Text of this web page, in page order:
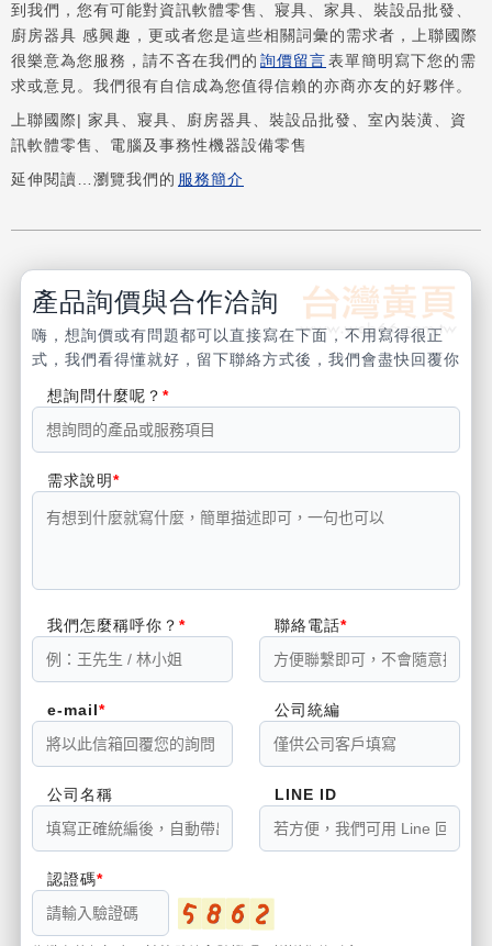
到我們，您有可能對資訊軟體零售、寢具、家具、裝設品批發、
廚房器具 感興趣，更或者您是這些相關詞彙的需求者，上聯國際
很樂意為您服務，請不吝在我們的 詢價留言表單簡明寫下您的需
求或意見。我們很有自信成為您值得信賴的亦商亦友的好夥伴。
上聯國際| 家具、寢具、廚房器具、裝設品批發、室內裝潢、資
訊軟體零售、電腦及事務性機器設備零售
延伸閱讀…瀏覽我們的 服務簡介
產品詢價與合作洽詢
嗨，想詢價或有問題都可以直接寫在下面，不用寫得很正
式，我們看得懂就好，留下聯絡方式後，我們會盡快回覆你
想詢問什麼呢？
需求說明
我們怎麼稱呼你？ 聯絡電話
e-mail 公司統編
公司名稱 LINE ID
認證碼